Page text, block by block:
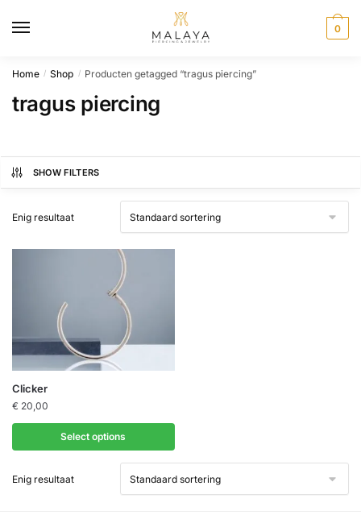
0
Home / Shop / Producten getagged “tragus piercing”
tragus piercing
SHOW FILTERS
Enig resultaat
Clicker
€ 20,00
Select options
Dit
product
heeft
meerdere
Deze
Enig resultaat